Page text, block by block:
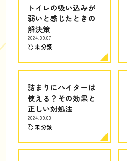
トイレの吸い込みが
弱いと感じたときの
解決策
2024.09.07
未分類
詰まりにハイターは
使える？その効果と
正しい対処法
2024.09.03
未分類